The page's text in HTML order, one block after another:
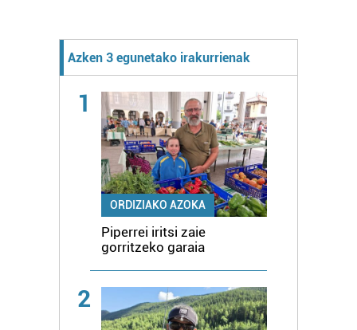
Azken 3 egunetako irakurrienak
1
ORDIZIAKO AZOKA
Piperrei iritsi zaie
gorritzeko garaia
2